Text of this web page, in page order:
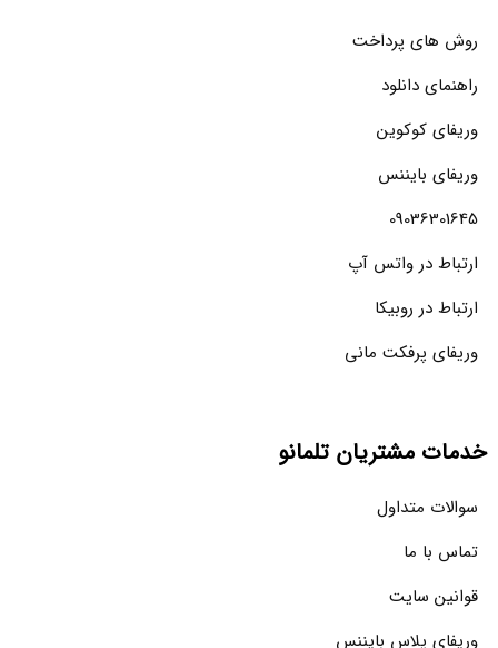
روش های پرداخت
راهنمای دانلود
وریفای کوکوین
وریفای بایننس
09036301645
ارتباط در واتس آپ
ارتباط در روبیکا
وریفای پرفکت مانی
خدمات مشتریان تلمانو
سوالات متداول
تماس با ما
قوانین سایت
وریفای پلاس بایننس